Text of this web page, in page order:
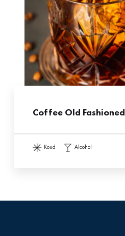
Coffee Old Fashioned
koud alcohol